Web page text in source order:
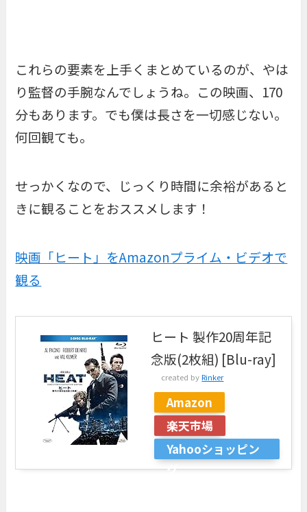
これらの要素を上手くまとめているのが、やは
り監督の手腕なんでしょうね。この映画、170
分もあります。でも僕は長さを一切感じない。
何回観ても。
せっかくなので、じっくり時間に余裕があると
きに観ることをおススメします！
映画「ヒート」をAmazonプライム・ビデオで
観る
ヒート 製作20周年記
念版(2枚組) [Blu-ray]
created byRinker
Amazon
楽天市場
Yahooショッピン
グ